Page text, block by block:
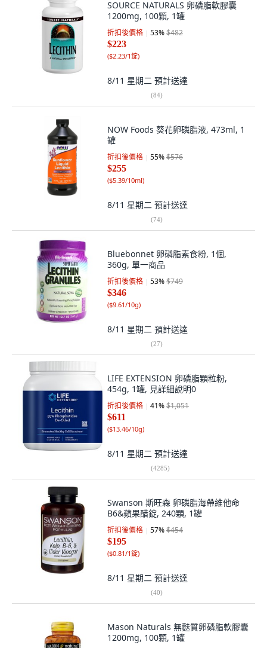
SOURCE NATURALS 卵磷脂軟膠囊
1200mg, 100顆, 1罐
折扣後價格 53%$482
$223
($2.23/1錠)
8/11 星期二 預計送達
(84)
NOW Foods 葵花卵磷脂液, 473ml, 1
罐
折扣後價格 55%$576
$255
($5.39/10ml)
8/11 星期二 預計送達
(74)
Bluebonnet 卵磷脂素食粉, 1個,
360g, 單一商品
折扣後價格 53%$749
$346
($9.61/10g)
8/11 星期二 預計送達
(27)
LIFE EXTENSION 卵磷脂顆粒粉,
454g, 1罐, 見詳細說明0
折扣後價格 41%$1,051
$611
($13.46/10g)
8/11 星期二 預計送達
(4285)
Swanson 斯旺森 卵磷脂海帶維他命
B6&蘋果醋錠, 240顆, 1罐
折扣後價格 57%$454
$195
($0.81/1錠)
8/11 星期二 預計送達
(40)
Mason Naturals 無麩質卵磷脂軟膠囊
1200mg, 100顆, 1罐